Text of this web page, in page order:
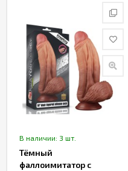
В наличии: 3 шт.
Тёмный
фаллоимитатор с